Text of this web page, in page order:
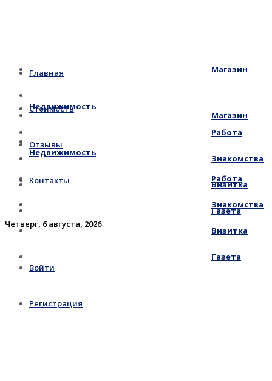
Главная
Стоимость
Отзывы
Контакты
Четверг, 6 августа, 2026
Войти
Регистрация
Магазин
Недвижимость
Работа
Знакомства
Визитка
Газета
Магазин
Недвижимость
Работа
Знакомства
Визитка
Газета